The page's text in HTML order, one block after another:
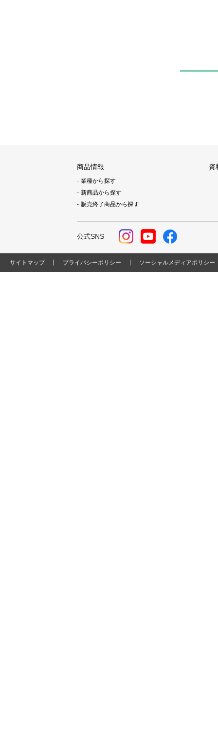
商品情報
業種から探す
新商品から探す
販売終了商品から探す
資
公式SNS
サイトマップ プライバシーポリシー ソーシャルメディアポリシー